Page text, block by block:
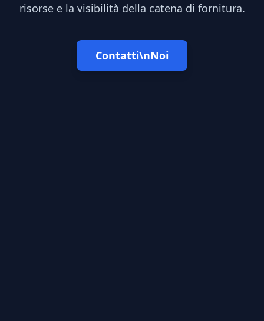
risorse e la visibilità della catena di fornitura.
Contatti\nNoi